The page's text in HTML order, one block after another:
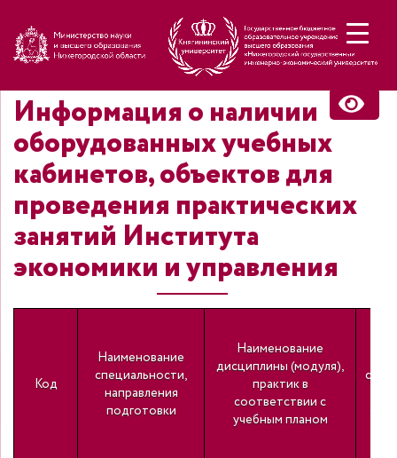
Информация о наличии
оборудованных учебных
кабинетов, объектов для
проведения практических
занятий Института
экономики и управления
Код
Наименование
специальности,
направления
подготовки
Наименование
дисциплины (модуля),
практик в
соответствии с
учебным планом